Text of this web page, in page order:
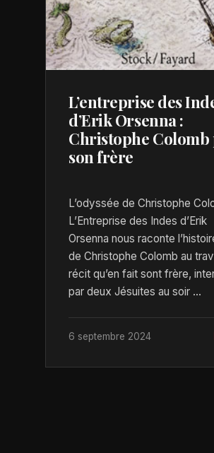
L’entreprise des
d’Erik Orsenna :
Christophe Colomb
son frère
L’odyssée de Christophe
L’Entreprise des Indes d’Erik
Orsenna nous raconte
de Christophe Colomb au
récit qu’en fait sont frère,
par deux Jésuites au soir ...
6 septembre 2024